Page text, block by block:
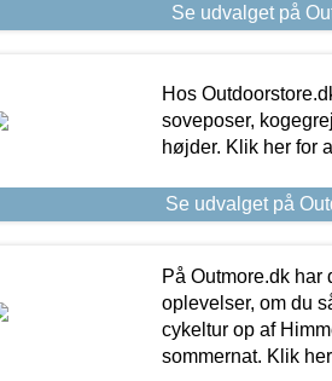
Se udvalget på
Hos
soveposer,
højder. Klik her for
Se udvalget på
På Outmore.dk har
oplevelser, om du
cykeltur op af
sommernat. Klik